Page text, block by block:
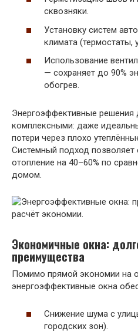
сквозняки.
Установку систем
климата (термостаты,
Использование
— сохраняет до 90%
обогрев.
Энергоэффективные
комплексными: даже
потери через плохо
Системный подход
отопление на 40–60% по
домом.
Экономичные окна:
преимущества
Помимо прямой экономии на
энергоэффективные окна
Снижение шума с
городских зон).